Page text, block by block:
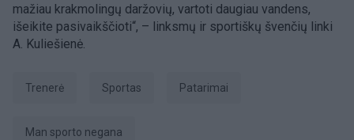
mažiau krakmolingų daržovių, vartoti daugiau vandens,
išeikite pasivaikščioti“, – linksmų ir sportiškų švenčių linki
A. Kuliešienė.
trenerė sportas Patarimai
Man sporto negana